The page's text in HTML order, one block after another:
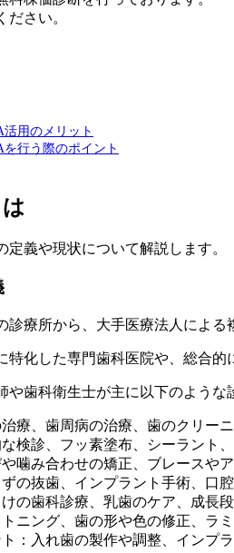
ださい。
用のメリット
行う際のポイント
定義や現状について解説します。
診療所から、大手医療法人によ
特化した専門歯科医院や、総合
や歯科衛生士が主に以下のような
療、歯周病の治療、歯のクリー
検診、フッ素塗布、シーラント、
噛み合わせの矯正、ブレースやア
の抜歯、インプラント手術、口
の歯科診療、乳歯のケア、成長
ニング、歯の形や色の修正、ラ
：入れ歯の製作や調整、インプラ